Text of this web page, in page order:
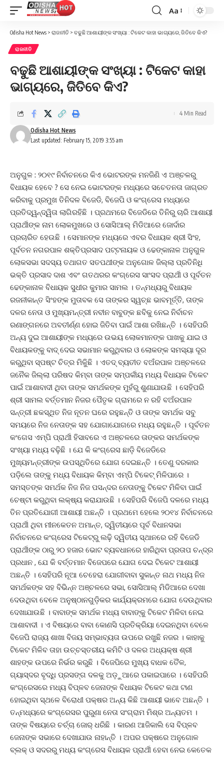
Font
Resizer
Aa
Odisha Hot News > ରାଜନୀତି > ବଢୁଛି ଆଶାୟୀଙ୍କ ସଂଖ୍ୟା : ଟିକେଟ କାହା ଭାଗ୍ୟରେ, ଜିତିବେ କିଏ?
ରାଜନୀତି
ବଢୁଛି ଆଶାୟୀଙ୍କ ସଂଖ୍ୟା : ଟିକେଟ କାହା
ଭାଗ୍ୟରେ, ଜିତିବେ କିଏ?
Last updated: February 15, 2019 3:55 am
Odisha Hot News
4 Min Read
ଅନୁଗୁଳ : ୨୦୧୯ ନିର୍ବାଚନରେ କିଏ ଭୋଟରଙ୍କ ମନଜିଣି ଏ ଅଞ୍ଚଳରୁ
ବିଧାୟକ ହେବେ ? ସେ ନେଇ ଭୋଟରଙ୍କ ମଧ୍ୟରେ ସଚେତନତା ଜାଗ୍ରତ
କରିବାକୁ ପ୍ରମୁଖ ତିନିଦଳ ବିଜେଡି, ବିଜେପି ଓ କଂଗ୍ରେସ ମଧ୍ୟରେ
ପ୍ରତିଦ୍ୱନ୍ଦ୍ୱିତା ଲାଗିରହିଛି । ପ୍ରଥମରେ ବିଜେଡିରେ ତିନିରୁ ଚାରି ଆଶାୟୀ
ପ୍ରାର୍ଥୀଙ୍କ ନାମ ଲୋକମୁଖରେ ଓ ସୋସିଆଲ୍ ମିଡିଆରେ ଜୋର୍ଦାର
ପ୍ରଚାରିତ ହେଉଛି । ସେମାନଙ୍କ ମଧ୍ୟରେ ଏବର ବିଧାୟକ ଶ୍ରୀ ସିଂହ,
ପୂର୍ବତନ ନଗରପାଳ ଶକ୍ତିପ୍ରସାଦ ପଟ୍ଟନାୟକ ଓ ଢେଙ୍କାନାଳ ଅନୁଗୁଳ
ଲୋକସଭା ସଦସ୍ୟ ତଥାଗତ ସତପଥୀଙ୍କ ଅନୁଗୋଳ ଜିଲ୍ଲା ପ୍ରତିନିଧି
ଭକ୍ତି ପ୍ରସାଦ ଦାଶ ଏବଂ ଗତଥରର କଂଗ୍ରେସ ସାଂସଦ ପ୍ରାର୍ଥୀ ଓ ପୂର୍ବତନ
ଢେଙ୍କାନାଳ ବିଧାୟକ ସୁଧୀର କୁମାର ସାମଲ । ତନ୍ମଧ୍ୟରୁ ବିଧାୟକ
ରଜନୀକାନ୍ତ ସିଂହଙ୍କ ମୁତାବକ ସେ ତାଙ୍କର ସ୍ୱଚ୍ଛ ଭାବମୂର୍ତ୍ତି, ତାଙ୍କ
ଦଳର ନେତା ଓ ମୁଖ୍ୟମନ୍ତ୍ରୀ ନବୀନ ବାବୁଙ୍କ ଛବିକୁ ନେଇ ନିର୍ବାଚନ
ରଣାଙ୍ଗନରେ ଅବତୀର୍ଣ୍ଣ ହୋଇ ଜିତିବା ପାଇଁ ଆଶା ରଖିଛନ୍ତି । ସେହିପରି
ଅନ୍ୟ ଦୁଇ ଆଶାୟୀଙ୍କ ମଧ୍ୟରେ ଉଭୟ ଲୋକମାନଙ୍କ ପାଖକୁ ଯାଇ ଓ
ବିଧାୟକଙ୍କୁ ବାଦ୍ ଦେଇ ସଭାମାନ କରୁଥିବାର ଓ ଲୋକଙ୍କ ସମସ୍ୟା ଦୂର
କରୁଥିବା ସ୍ପଷ୍ଟ ଚିତ୍ର ମିଳିୁଛି । ଏତଦ୍ ବ୍ୟତୀତ ବଅଁରପାଳ ଅଞ୍ଚଳରେ
ଜନୈକ ଜିଲ୍ଲା ପରିଷଦ କିମ୍ବା ତାଙ୍କ ସମ୍ପର୍କୀୟ ମଧ୍ୟ ବିଧାୟକ ଟିକେଟ
ପାଇଁ ଆଶାବାଦୀ ଥିବା ତାଙ୍କ ସମର୍ଥକଙ୍କ ମୁହଁରୁ ଶୁଣାଯାଉଛି । ସେହିପରି
ଶ୍ରୀ ସାମଲ ବର୍ତ୍ତମାନ ନିଜର ପୈତୃକ ଗ୍ରାମରେ ନ ରହି ବଅଁରପାଳ
ସନ୍ତ୍ରୀ ଛକସ୍ଥିତ ନିଜ ନୂତନ ଘରେ ରହୁଛନ୍ତି ଓ ତାଙ୍କ ସମର୍ଥକ ସବୁ
ସମୟରେ ନିଜ ନେତାଙ୍କ ସହ ଯୋଗାଯୋଗରେ ମଧ୍ୟ ରହୁଛନ୍ତି । ପୂର୍ବତନ
କଂଗେସ ଏମ୍ପି ପ୍ରାର୍ଥୀ ହିସାବରେ ଏ ଅଞ୍ଚଳରେ ତାଙ୍କର ସମର୍ଥକଙ୍କ
ସଂଖ୍ୟା ମଧ୍ୟ ବଢ଼ିଛି । ଯେ କି କଂଗ୍ରେସ ଛାଡ଼ି ବିଜେଡିରେ
ମୁଖ୍ୟମନ୍ତ୍ରୀଙ୍କ ଉପସ୍ଥିତିରେ ଯୋଗ ଦେଇଛନ୍ତି । ତେଣୁ ଦରକାର
ପଡ଼ିଲେ ତାଙ୍କୁ ମଧ୍ୟ ବିଧାୟକ କିମ୍ବା ଏମ୍ପି ଟିକେଟ୍ ମିଳିପାରେ ।
ସମସ୍ତଙ୍କ ସମର୍ଥକ ନିଜ ନିଜ ପସନ୍ଦର ନେତାଙ୍କୁ ଟିକେଟ ମିଳିବା ପାଇଁ
ଚେଷ୍ଟା କରୁଥିବା ଲକ୍ଷ୍ୟ କରାଯାଉଛି । ସେହିପରି ବିଜେପି ଦଳରେ ମଧ୍ୟ
ତିନ ପ୍ରତିଯୋଗୀ ଆଶାୟୀ ଅଛନ୍ତି । ପ୍ରଥମେ ହେଲେ ୨୦୧୪ ନିର୍ବାଚନରେ
ପ୍ରାର୍ଥୀ ଥିବା ମୀନକେତନ ଅମାନ୍ତ, ଦ୍ୱିତୀୟରେ ପୂର୍ବ ବିଧାନସଭା
ନିର୍ବାଚନରେ କଂଗ୍ରେସ ଟିକେଟ୍ରୁ ଲଢ଼ି ଦ୍ୱିତୀୟ ସ୍ଥାନରେ ରହି ବିଜେଡି
ପ୍ରାର୍ଥୀଙ୍କ ଠାରୁ ୨୦ ହଜାର ଭୋଟ ବ୍ୟବଧାନରେ ହାରିଥିବା ପ୍ରତାପ ଚନ୍ଦ୍ର
ପ୍ରଧାନ , ଯେ କି ବର୍ତ୍ତମାନ ବିଜେପରେ ଯୋଗ ଦେଇ ଟିକେଟ ଆଶାୟୀ
ଅଛନ୍ତି । ସେହିପରି ନୂଆ ଚେହେରା ଯୋଗୀବାବା ସୁକାନ୍ତ ନାଥ ମଧ୍ୟ ନିଜ
ସମର୍ଥକଙ୍କ ସହ ବିଭିନ୍ନ ଅଞ୍ଚଳରେ ସଭା, ସୋସିଆଲ୍ ମିଡିଆରେ ଦେଖା
ଦେଉଥିବା ବେଳେ ଅନୁଷ୍ଠାନଗୁଡ଼ିକର କାର୍ଯ୍ୟକ୍ରମରେ ଯୋଗ ଦେଉଥିବାର
ଦେଖାଯାଉଛି । ବାବାଙ୍କ ସମର୍ଥକ ମଧ୍ୟ ବାବାଙ୍କୁ ଟିକେଟ ମିଳିବା ନେଇ
ଆଶାବାଦୀ । ଏ ବିଷୟରେ ବାବା କୋଣସି ପ୍ରତିକ୍ରିୟା ଦେଇନଥିବା ବେଳେ
ବିଜେପି ରାଜ୍ୟ ଶାଖା ବିଜୟ ସମ୍ଭାବ୍ୟତା ଉପରେ ରଖୁଛି ନଜର । କାହାକୁ
ଟିକେଟ ମିଳିବ ତାହା ଉଚ୍ଚସ୍ତରୀୟ କମିଟି ଓ ଦଳର ଅଧ୍ୟକ୍ଷ ଶ୍ରୀ
ଶାହଙ୍କ ଉପରେ ନିର୍ଭର କରୁଛି । ବିଜେପିରେ ମୁଖ୍ୟ ବାଧକ ତୈଳ,
ଗ୍ୟାସ୍ଦର ବୃଦ୍ଧି ପ୍ରସଙ୍ଗ ଦଳକୁ ଅଡ଼ୁଆରେ ପକାଇପାରେ । ସେହିପରି
କଂଗ୍ରେସରେ ମଧ୍ୟ ବିପ୍ଳବ ଜେନାଙ୍କ ବିଧାୟକ ଟିକେଟ କଥା ଟାଣ
ହୋଇଥିବା ସ୍ଥଳେ ବିରୋଧୀ ପକ୍ଷର ଅନ୍ୟ କିଛି ଆଶାୟୀ ଭାବେ ଅଛନ୍ତି ।
ତନ୍ମଧ୍ୟରେ କଂଗ୍ରେସର ପୁରୁଣା ନେତା ସଂଗ୍ରାମ ମିଶ୍ର ଅନ୍ୟତମ ।
ତାଙ୍କ ବିଷୟରେ ଚର୍ଚ୍ଚା ଜୋର୍ ଧରିଛି । କାରଣ ଆଜିକାଲି ସେ ବିପ୍ଳବ
ଜେନାଙ୍କ ସଭାରେ ଦେଖାଯାଉ ନାହାନ୍ତି । ଅପର ପକ୍ଷରେ ଅନୁଗୋଳ
ବ୍ଲକ୍ ଓ ସଦରରୁ ମଧ୍ୟ କଂଗ୍ରେସ ବିଧାୟକ ପ୍ରାର୍ଥୀ ହେବା ନେଇ କେତେକ